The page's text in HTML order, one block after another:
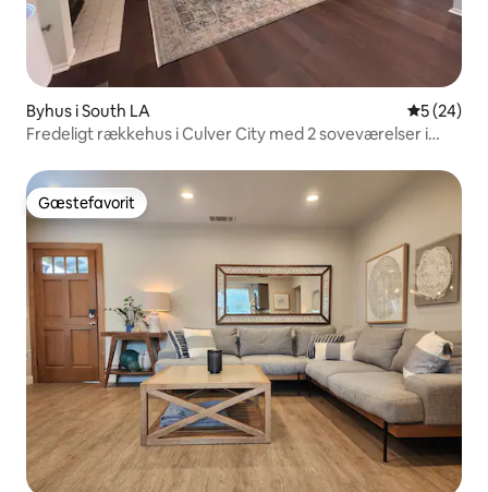
Byhus i South LA 5 ud af 5 i
5 (24)
Fredeligt rækkehus i Culver City med 2 soveværelser i
Gæstefavorit
Gæstefavorit